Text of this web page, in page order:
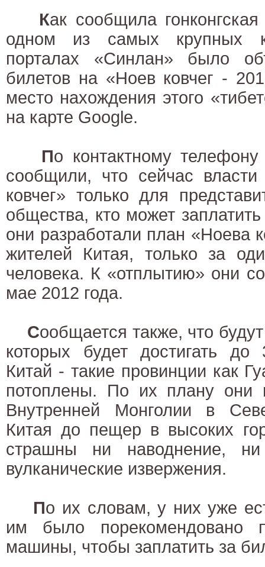
Как сообщила
одном из самых крупных
порталах «Синлан» было
билетов на «Ноев ковчег -
место нахождения этого
на карте Google.
По контактному
сообщили, что сейчас
ковчег» только для
общества, кто может
они разработали план «Ноева
жителей Китая, только за
человека. К «отплытию» они
мае 2012 года.
Сообщается также, что
которых будет достигать
Китай - такие провинции как
потоплены. По их плану они
Внутренней Монголии в
Китая до пещер в высоких
страшны ни наводнение, ни
вулканические извержения.
По их словам, у них уже
им было порекомендовано
машины, чтобы заплатить за